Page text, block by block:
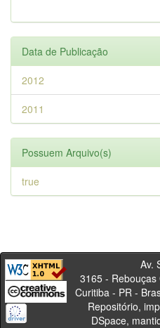
Data de Publicação
2012
2011
Possuem Arquivo(s)
true
Av. Sete
3165 - Rebouças
Curitiba -
Repositório,
DSpace,